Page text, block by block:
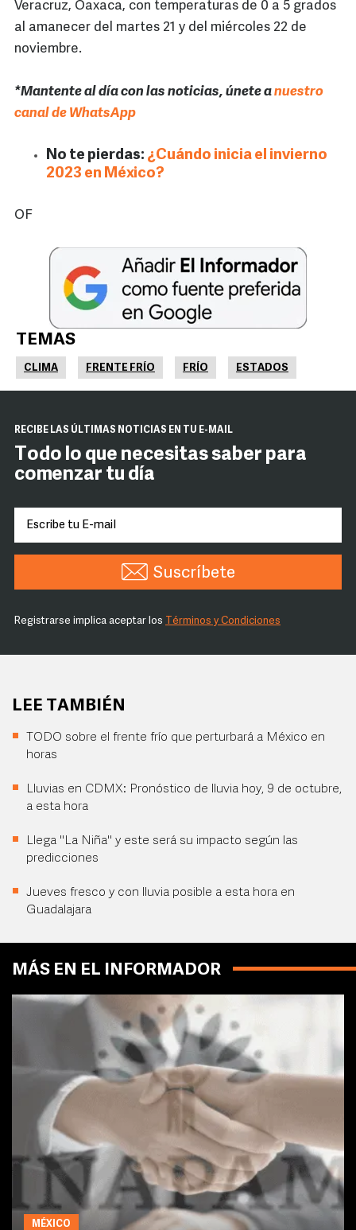
Veracruz, Oaxaca, con temperaturas de 0 a 5 grados
al amanecer del martes 21 y del miércoles 22 de
noviembre.
*Mantente al día con las noticias, únete anuestro
canal de WhatsApp
No te pierdas: ¿Cuándo inicia el invierno
2023 en México?
OF
TEMAS
CLIMA FRENTE FRÍO FRÍO ESTADOS
RECIBE LAS ÚLTIMAS NOTICIAS EN TU E-MAIL
Todo lo que necesitas saber para
comenzar tu día
Suscríbete
Registrarse implica aceptar los Términos y Condiciones
LEE TAMBIÉN
TODO sobre el frente frío que perturbará a México en
horas
Lluvias en CDMX: Pronóstico de lluvia hoy, 9 de octubre,
a esta hora
Llega "La Niña" y este será su impacto según las
predicciones
Jueves fresco y con lluvia posible a esta hora en
Guadalajara
MÁS EN EL INFORMADOR
MÉXICO